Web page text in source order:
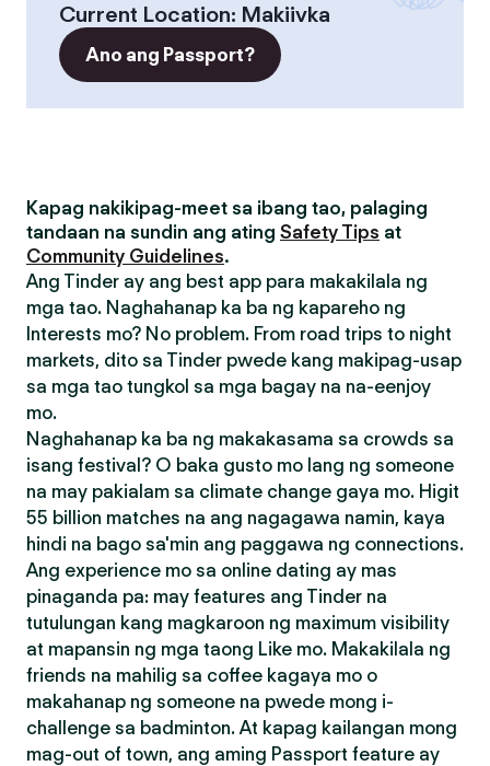
Current Location: Makiivka
Ano ang Passport?
Kapag nakikipag-meet sa ibang tao, palaging
tandaan na sundin ang ating Safety Tips at
Community Guidelines.
Ang Tinder ay ang best app para makakilala ng
mga tao. Naghahanap ka ba ng kapareho ng
Interests mo? No problem. From road trips to night
markets, dito sa Tinder pwede kang makipag-usap
sa mga tao tungkol sa mga bagay na na-eenjoy
mo.
Naghahanap ka ba ng makakasama sa crowds sa
isang festival? O baka gusto mo lang ng someone
na may pakialam sa climate change gaya mo. Higit
55 billion matches na ang nagagawa namin, kaya
hindi na bago sa'min ang paggawa ng connections.
Ang experience mo sa online dating ay mas
pinaganda pa: may features ang Tinder na
tutulungan kang magkaroon ng maximum visibility
at mapansin ng mga taong Like mo. Makakilala ng
friends na mahilig sa coffee kagaya mo o
makahanap ng someone na pwede mong i-
challenge sa badminton. At kapag kailangan mong
mag-out of town, ang aming Passport feature ay